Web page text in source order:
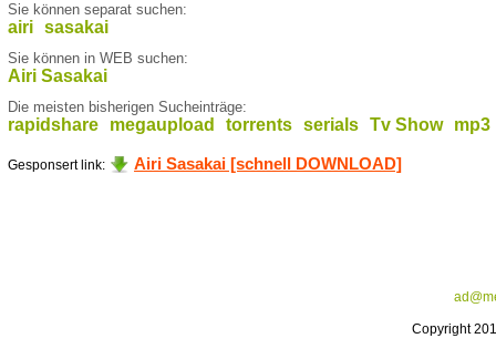
Sie können separat suchen:
airi sasakai
Sie können in WEB suchen:
Airi Sasakai
Die meisten bisherigen Sucheinträge:
rapidshare megaupload torrents serials Tv Show mp3
Gesponsert link: Airi Sasakai [schnell DOWNLOAD]
Copyright